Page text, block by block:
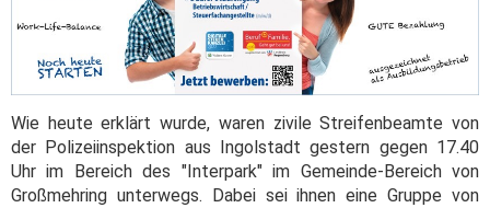
Wie heute erklärt wurde, waren zivile Streifenbeamte von
der Polizeiinspektion aus Ingolstadt gestern gegen 17.40
Uhr im Bereich des "Interpark" im Gemeinde-Bereich von
Großmehring unterwegs. Dabei sei ihnen eine Gruppe von